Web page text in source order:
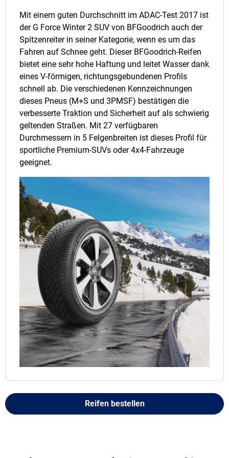
Mit einem guten Durchschnitt im ADAC-Test 2017 ist
der G Force Winter 2 SUV von BFGoodrich auch der
Spitzenreiter in seiner Kategorie, wenn es um das
Fahren auf Schnee geht. Dieser BFGoodrich-Reifen
bietet eine sehr hohe Haftung und leitet Wasser dank
eines V-förmigen, richtungsgebundenen Profils
schnell ab. Die verschiedenen Kennzeichnungen
dieses Pneus (M+S und 3PMSF) bestätigen die
verbesserte Traktion und Sicherheit auf als schwierig
geltenden Straßen. Mit 27 verfügbaren
Durchmessern in 5 Felgenbreiten ist dieses Profil für
sportliche Premium-SUVs oder 4x4-Fahrzeuge
geeignet.
Reifen bestellen